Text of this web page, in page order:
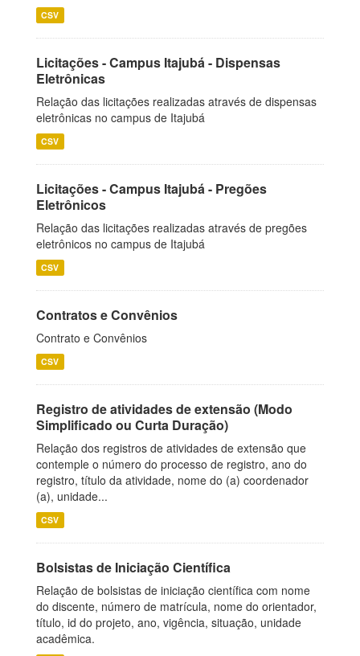
CSV
Licitações - Campus Itajubá - Dispensas
Eletrônicas
Relação das licitações realizadas através de dispensas
eletrônicas no campus de Itajubá
CSV
Licitações - Campus Itajubá - Pregões
Eletrônicos
Relação das licitações realizadas através de pregões
eletrônicos no campus de Itajubá
CSV
Contratos e Convênios
Contrato e Convênios
CSV
Registro de atividades de extensão (Modo
Simplificado ou Curta Duração)
Relação dos registros de atividades de extensão que
contemple o número do processo de registro, ano do
registro, título da atividade, nome do (a) coordenador
(a), unidade...
CSV
Bolsistas de Iniciação Científica
Relação de bolsistas de iniciação científica com nome
do discente, número de matrícula, nome do orientador,
título, id do projeto, ano, vigência, situação, unidade
acadêmica.